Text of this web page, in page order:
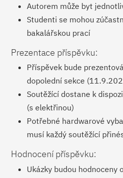
Autorem může byt
Studenti se mohou
bakalářskou prací
Prezentace příspěvku:
Příspěvek bude
dopolední sekce
Soutěžící dostane k
(s elektřinou)
Potřebné hardwarové
musí každý soutěžící
Hodnocení příspěvku:
Ukázky budou hodnoceny